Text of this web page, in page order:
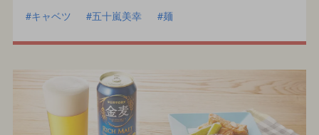
キャベツ 五十嵐美幸 麺